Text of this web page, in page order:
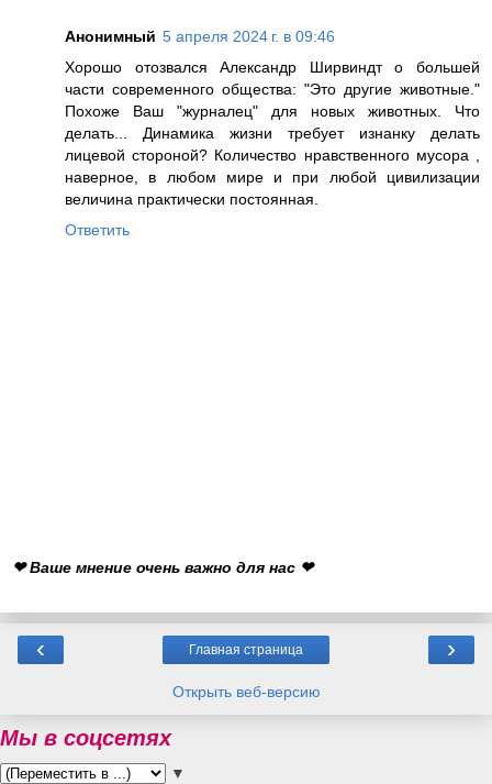
Анонимный 5 апреля 2024 г. в 09:46
Хорошо отозвался Александр Ширвиндт о большей
части современного общества: "Это другие животные."
Похоже Ваш "журналец" для новых животных. Что
делать... Динамика жизни требует изнанку делать
лицевой стороной? Количество нравственного мусора ,
наверное, в любом мире и при любой цивилизации
величина практически постоянная.
Ответить
❤ Ваше мнение очень важно для нас ❤
‹ ›
Главная страница
Открыть веб-версию
Мы в соцсетях
▼